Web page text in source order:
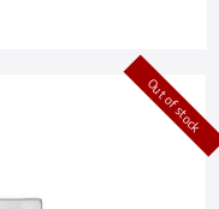
Out of stock